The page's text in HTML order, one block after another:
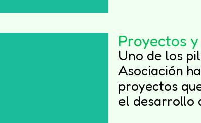
Proyectos
Uno de los
Asociación
proyectos
el desarrollo